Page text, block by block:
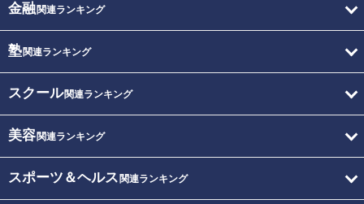
金融関連ランキング
塾関連ランキング
スクール関連ランキング
美容関連ランキング
スポーツ＆ヘルス 関連ランキング